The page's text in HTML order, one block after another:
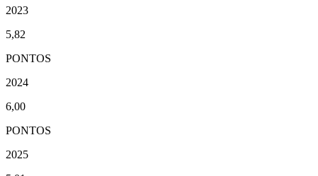
2023
5,82
PONTOS
2024
6,00
PONTOS
2025